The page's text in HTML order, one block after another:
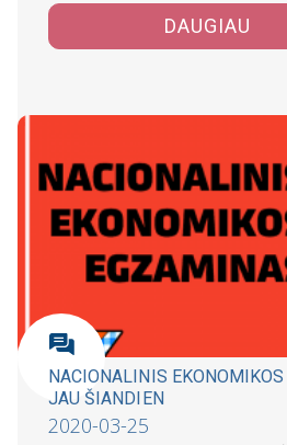
DAUGIAU
NACIONALINIS
JAU ŠIANDIEN
2020-03-25